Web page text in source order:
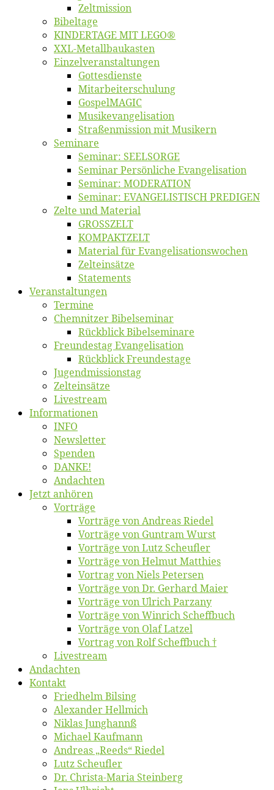
Zelt­mis­si­on
Bi­bel­ta­ge
KINDERTAGE MIT LEGO®
XXL-Me­­tal­l­­bau­­kas­­ten
Einzelver­an­stal­tungen
Got­tes­diens­te
Mitarbeiter­schulung
Gos­pel­MA­GIC
Musikevan­ge­li­sa­tion
Straßenmis­sion mit Musikern
Se­mi­na­re
Se­mi­nar: SEELSORGE
Se­mi­nar Per­sön­li­che Evangelisation
Se­mi­nar: MODERATION
Se­mi­nar: EVANGELISTISCH PREDIGEN
Zel­te und Material
GROSSZELT
KOMPAKTZELT
Ma­te­ri­al für Evangelisationswochen
Zelt­ein­sät­ze
State­ments
Ver­an­stal­tun­gen
Ter­mi­ne
Chemnit­zer Bibelseminar
Rück­blick Bibelseminare
Freun­des­tag Evangelisation
Rück­blick Freundestage
Jugend­mis­sions­tag
Zelt­ein­sät­ze
Live­stream
Informatio­nen
INFO
News­let­ter
Spen­den
DANKE!
An­dach­ten
Jetzt an­hö­ren
Vor­trä­ge
Vor­trä­ge von An­dre­as Riedel
Vor­trä­ge von Gun­tram Wurst
Vor­trä­ge von Lutz Scheufler
Vor­trä­ge von Hel­mut Matthies
Vor­trag von Niels Petersen
Vor­trä­ge von Dr. Ger­hard Maier
Vor­trä­ge von Ul­rich Parzany
Vor­trä­ge von Win­rich Scheffbuch
Vor­trä­ge von Olaf Latzel
Vor­trag von Rolf Scheffbuch †
Live­stream
An­dach­ten
Kon­takt
Fried­helm Bilsing
Alex­an­der Hellmich
Ni­klas Junghannß
Mi­cha­el Kaufmann
An­dre­as „Reeds“ Riedel
Lutz Scheuf­ler
Dr. Chris­­ta-Ma­ria Steinberg